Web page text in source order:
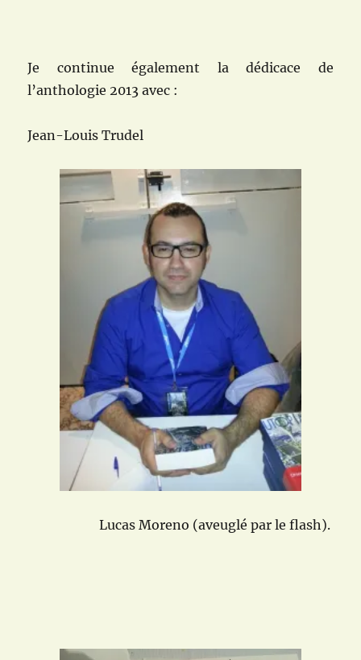
Je continue également la dédicace de
l’anthologie 2013 avec :
Jean-Louis Trudel
Lucas Moreno (aveuglé par le flash).